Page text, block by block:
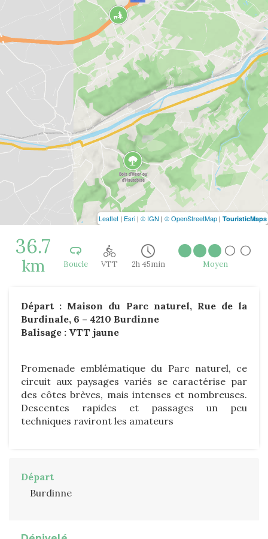
36.7
km Boucle VTT 2h 45min Moyen
Départ : Maison du Parc naturel, Rue de la
Burdinale, 6 – 4210 Burdinne
Balisage : VTT jaune
Promenade emblématique du Parc naturel, ce
circuit aux paysages variés se caractérise par
des côtes brèves, mais intenses et nombreuses.
Descentes rapides et passages un peu
techniques raviront les amateurs
Départ
Burdinne
Leaflet | Esri | © IGN | © OpenStreetMap | TouristicMaps